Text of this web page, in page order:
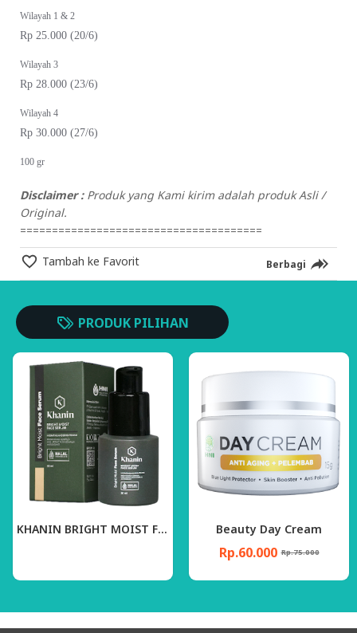
Wilayah 1 & 2
Rp 25.000 (20/6)
Wilayah 3
Rp 28.000 (23/6)
Wilayah 4
Rp 30.000 (27/6)
100 gr
Disclaimer :Produk yang Kami kirim adalah produk Asli /
Original.
======================================
Tambah ke Favorit Berbagi
PRODUK PILIHAN
KHANIN BRIGHT MOIST FACE SERUM Beauty Day Cream Night
Rp.70.000